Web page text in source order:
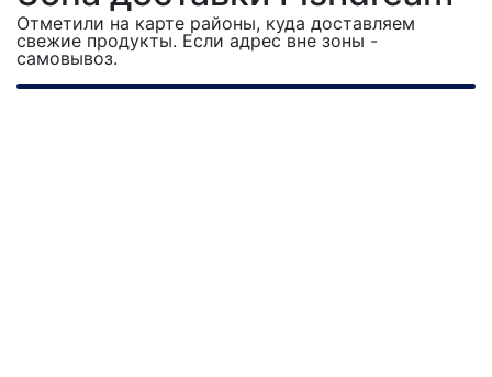
Отметили на карте районы, куда доставляем
свежие продукты. Если адрес вне зоны -
самовывоз.